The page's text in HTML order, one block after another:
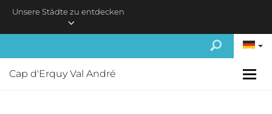
Skip to main content
Unsere Städte zu entdecken
Cap d'Erquy Val André